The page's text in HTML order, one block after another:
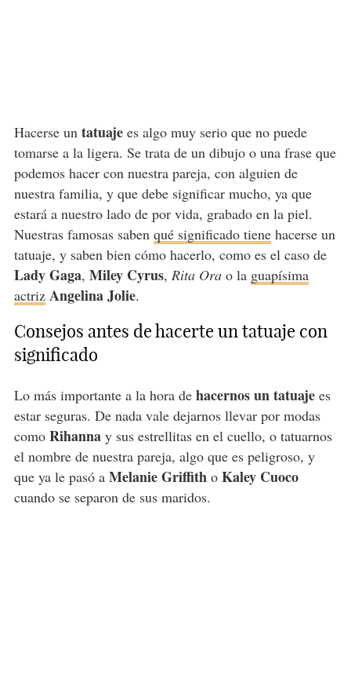
Hacerse untatuajees algo muy serio que no puede
tomarse a la ligera. Se trata de un dibujo o una frase que
podemos hacer con nuestra pareja, con alguien de
nuestra familia, y que debe significar mucho, ya que
estará a nuestro lado de por vida, grabado en la piel.
Nuestras famosas saben qué significado tienehacerse un
tatuaje, y saben bien cómo hacerlo, como es el caso de
Lady Gaga, Miley Cyrus, Rita Orao la guapísima
actriz Angelina Jolie.
Consejos antes de hacerte un tatuaje con
significado
Lo más importante a la hora de hacernos un tatuajees
estar seguras. De nada vale dejarnos llevar por modas
como Rihannay sus estrellitas en el cuello, o tatuarnos
el nombre de nuestra pareja, algo que es peligroso, y
que ya le pasó a Melanie Griffitho Kaley Cuoco
cuando se separon de sus maridos.